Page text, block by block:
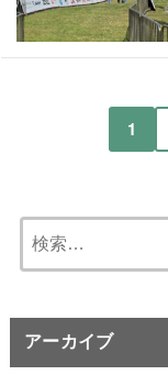
1
アーカイブ